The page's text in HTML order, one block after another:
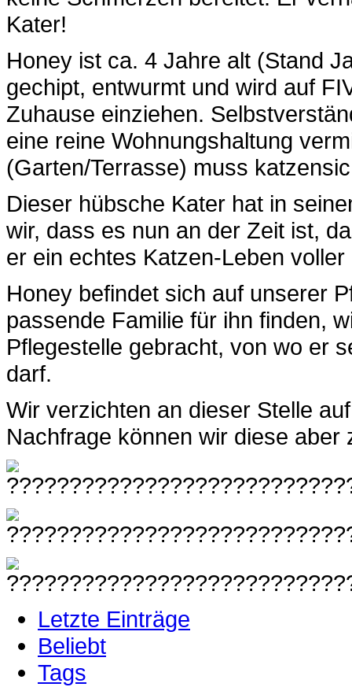
Kater!
Honey ist ca. 4 Jahre alt (Stand
gechipt, entwurmt und wird auf
Zuhause einziehen.
eine reine Wohnungshaltung
(Garten/Terrasse) muss
Dieser hübsche Kater hat in
wir, dass es nun an der Zeit ist,
er ein echtes Katzen-Leben
Honey befindet sich auf unserer
passende Familie für ihn finden,
Pflegestelle gebracht, von wo er
darf.
Wir verzichten an dieser Stelle
Nachfrage können wir diese aber
Letzte Einträge
Beliebt
Tags